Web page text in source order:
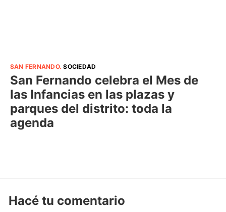
SAN FERNANDO.SOCIEDAD
San Fernando celebra el Mes de
las Infancias en las plazas y
parques del distrito: toda la
agenda
Hacé tu comentario